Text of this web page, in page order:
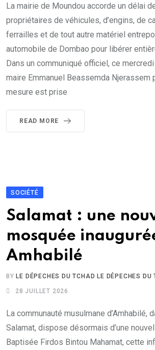
La mairie de Moundou accorde un délai
propriétaires de véhicules, d’engins, de
ferrailles et de tout autre matériel
automobile de Dombao pour libérer
Dans un communiqué officiel, ce
maire Emmanuel Beassemda Njerassem
mesure est prise
READ MORE
SOCIÉTÉ
Salamat : une
mosquée
Amhabilé
BYLE DÉPECHES DU TCHAD LE DÉPECHES DU
28 JUILLET 2026
La communauté musulmane d’Amhabilé,
Salamat, dispose désormais d’une
Baptisée Firdos Bintou Mahamat, cette